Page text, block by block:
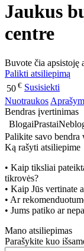
Jaukus
centre
Buvote čia apsistoję
Palikti atsiliepimą
50 € Susisiekti
Nuotraukos
Bendras įvertinimas
BlogaiPrastai
Palikite savo bendra
Ką rašyti atsiliepime
• Kaip tiksliai
tikrovės?
• Kaip Jūs vertinate
• Ar
• Jums patiko ar
Mano atsiliepimas
Parašykite kuo